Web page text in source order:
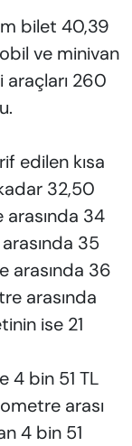
bilet 40,39
ve minivan
araçları 260
edilen kısa
32,50
34
35
arasında 36
arasında
ise 21
4 bin 51 TL
arası
4 bin 51